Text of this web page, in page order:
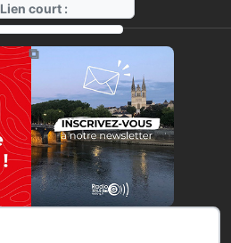
Lien court :
https://radio-g.fr?5995
⧉